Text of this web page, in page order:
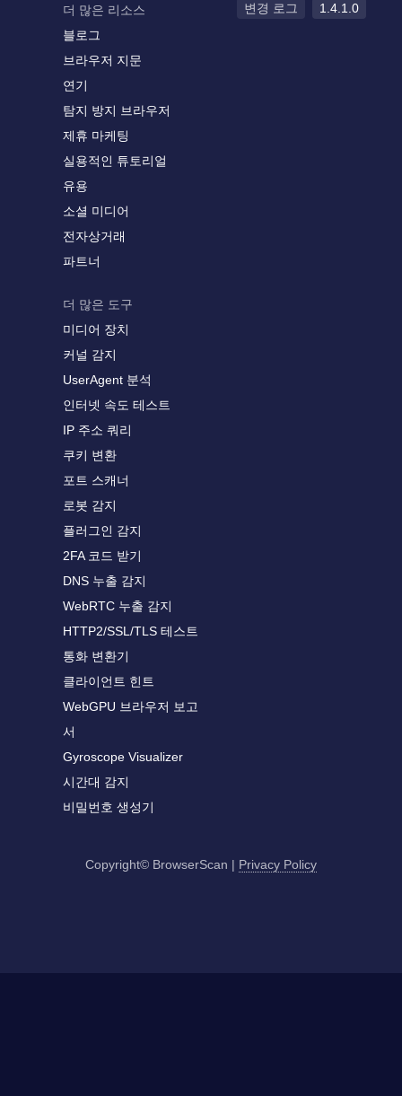
더 많은 리소스
블로그
브라우저 지문
연기
탐지 방지 브라우저
제휴 마케팅
실용적인 튜토리얼
유용
소셜 미디어
전자상거래
파트너
더 많은 도구
미디어 장치
커널 감지
UserAgent 분석
인터넷 속도 테스트
IP 주소 쿼리
쿠키 변환
포트 스캐너
로봇 감지
플러그인 감지
2FA 코드 받기
DNS 누출 감지
WebRTC 누출 감지
HTTP2/SSL/TLS 테스트
통화 변환기
클라이언트 힌트
WebGPU 브라우저 보고
서
Gyroscope Visualizer
시간대 감지
비밀번호 생성기
변경 로그 1.4.1.0
Copyright© BrowserScan | Privacy Policy